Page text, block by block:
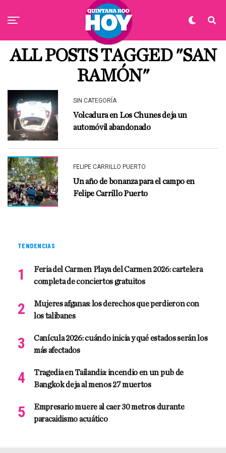
ALL POSTS TAGGED "SAN
RAMÓN"
SIN CATEGORÍA
Volcadura en Los Chunes deja un
automóvil abandonado
FELIPE CARRILLO PUERTO
Un año de bonanza para el campo en
Felipe Carrillo Puerto
TENDENCIAS
Feria del Carmen Playa del Carmen 2026: cartelera
completa de conciertos gratuitos
Mujeres afganas: los derechos que perdieron con
los talibanes
Canícula 2026: cuándo inicia y qué estados serán los
más afectados
Tragedia en Tailandia: incendio en un pub de
Bangkok deja al menos 27 muertos
Empresario muere al caer 30 metros durante
paracaidismo acuático